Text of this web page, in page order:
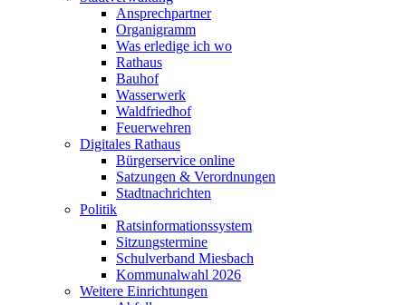
Ansprechpartner
Organigramm
Was erledige ich wo
Rathaus
Bauhof
Wasserwerk
Waldfriedhof
Feuerwehren
Digitales Rathaus
Bürgerservice online
Satzungen & Verordnungen
Stadtnachrichten
Politik
Ratsinformationssystem
Sitzungstermine
Schulverband Miesbach
Kommunalwahl 2026
Weitere Einrichtungen